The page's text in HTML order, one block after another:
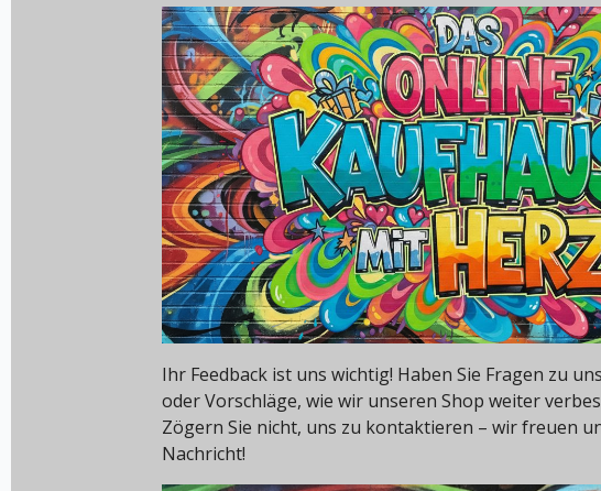
Ihr Feedback ist uns wichtig! Haben Sie Fragen zu
oder Vorschläge, wie wir unseren Shop weiter
Zögern Sie nicht, uns zu kontaktieren – wir freuen
Nachricht!